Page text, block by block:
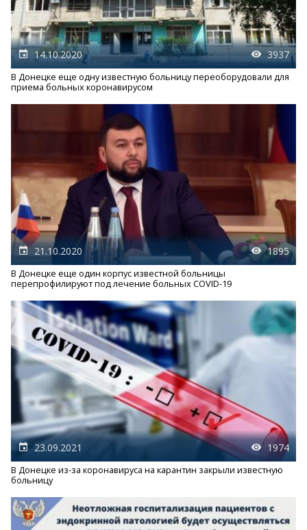
14.10.2020 3937
В Донецке еще одну известную больницу переоборудовали для
приема больных коронавирусом
21.10.2020 1895
В Донецке еще один корпус известной больницы
перепрофилируют под лечение больных COVID-19
23.09.2021 1974
В Донецке из-за коронавируса на карантин закрыли известную
больницу